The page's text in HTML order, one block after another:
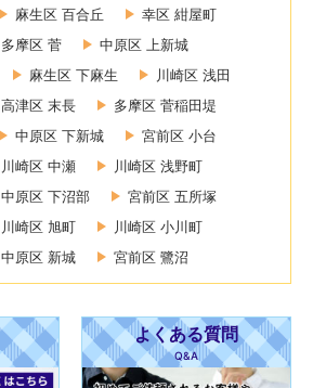
麻生区 百合丘
幸区 紺屋町
多摩区 菅
中原区 上新城
麻生区 下麻生
川崎区 浅田
高津区 末長
多摩区 菅稲田堤
中原区 下新城
宮前区 小台
川崎区 中瀬
川崎区 浅野町
中原区 下沼部
宮前区 五所塚
川崎区 旭町
川崎区 小川町
中原区 新城 宮前区 鷺沼
よくある質問
Q&A